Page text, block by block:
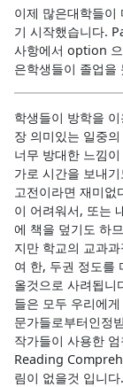
이제 많은대학들이
기 시작했습니다.
사항에서 option 으
은학생들이 졸업을
학생들이 방학을
장 의미있는 일중
너무 방대한 느낌
가로 시간을 보내
고전이라면 재미없
이 어려워서, 또는
에 책을 덮기도 하
지만 학교의 교과
여 한, 두권 정도를
올것으로 사려됩니
들은 모두 우리에
문가들로부터인정
작가들이 사용한
Reading
림이 없을것 입니다.